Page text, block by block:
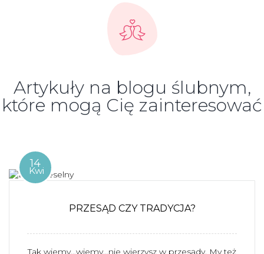
Artykuły na blogu ślubnym,
które mogą Cię zainteresować
14
Kwi
PRZESĄD CZY TRADYCJA?
Tak wiemy…wiemy…nie wierzysz w przesądy. My też